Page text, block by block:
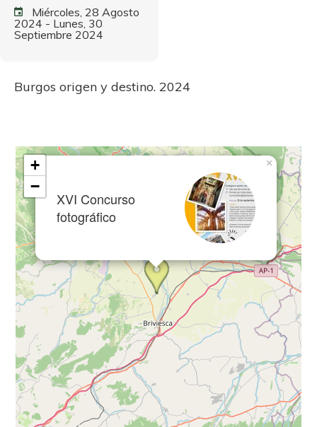
Miércoles, 28 Agosto
2024 - Lunes, 30
Septiembre 2024
Burgos origen y destino. 2024
XVI Concurso
fotográfico
×
+
−